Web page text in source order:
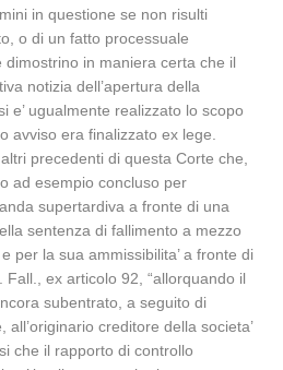
in questione se non risulti
o di un fatto processuale
dimostrino in maniera certa che il
notizia dell’apertura della
e’ ugualmente realizzato lo scopo
avviso era finalizzato ex lege.
precedenti di questa Corte che,
ad esempio concluso per
supertardiva a fronte di una
sentenza di fallimento a mezzo
per la sua ammissibilita’ a fronte di
Fall., ex articolo 92, “allorquando il
subentrato, a seguito di
creditore della societa’
che il rapporto di controllo